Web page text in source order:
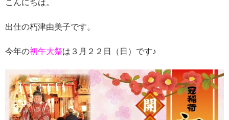
こんにちは。
出仕の朽津由美子です。
今年の初午大祭は３月２２日（日）です♪